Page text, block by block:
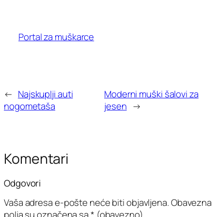
Portal za muškarce
← Najskuplji auti
nogometaša
Moderni muški šalovi za
jesen →
Komentari
Odgovori
Vaša adresa e-pošte neće biti objavljena.Obavezna